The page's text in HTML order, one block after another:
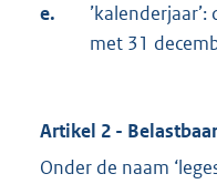
e.
met 31
Artikel 2 -
Onder de naam